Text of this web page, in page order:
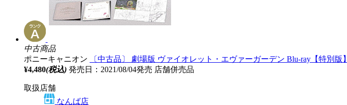
中古商品
ポニーキャニオン
〔中古品〕 劇場版 ヴァイオレット・エヴァーガーデン Blu-ray【特別版】
¥4,480(税込) 発売日：2021/08/04発売 店舗併売品
取扱店舗
なんば店